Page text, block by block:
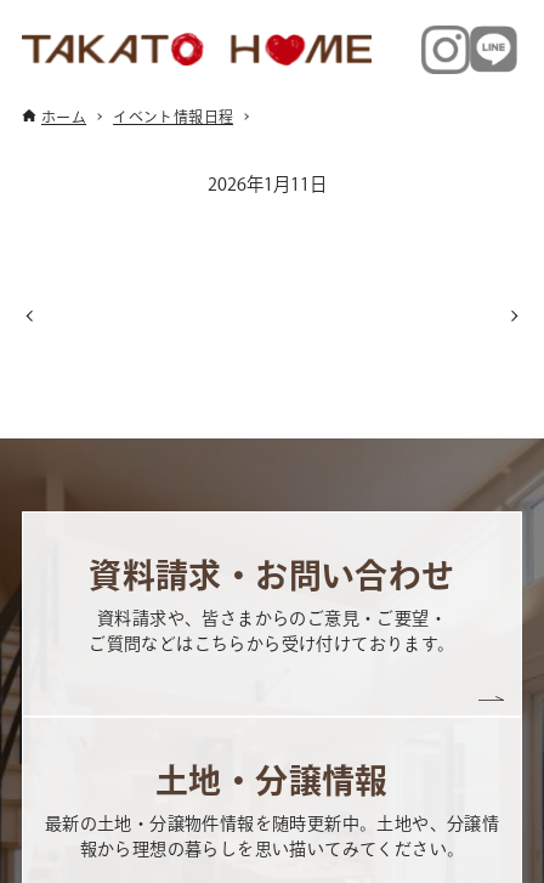
ホーム イベント情報日程
2026年1月11日
資料請求・お問い合わせ
資料請求や、皆さまからのご意見・ご要望・
ご質問などはこちらから受け付けております。
土地・分譲情報
最新の土地・分譲物件情報を随時更新中。土地や、分譲情
報から理想の暮らしを思い描いてみてください。